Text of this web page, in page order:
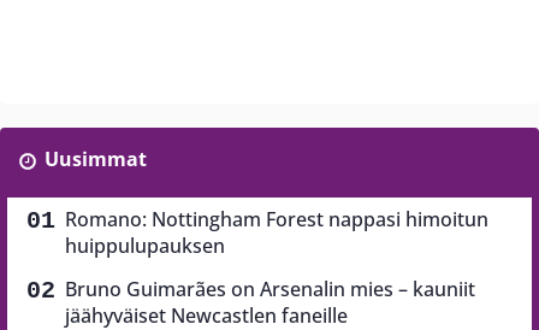
Uusimmat
Romano: Nottingham Forest nappasi himoitun
huippulupauksen
Bruno Guimarães on Arsenalin mies – kauniit
jäähyväiset Newcastlen faneille